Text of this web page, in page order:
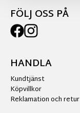
FÖLJ OSS PÅ
HANDLA
Kundtjänst
Köpvillkor
Reklamation och retur